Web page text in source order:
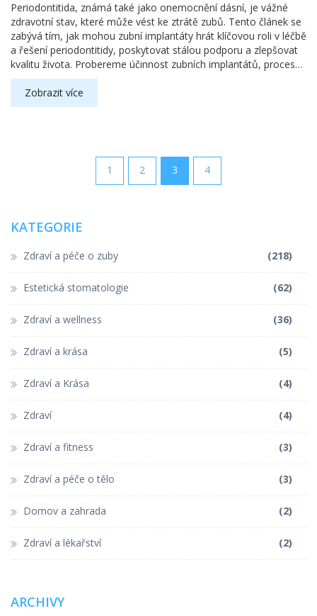
Periodontitida, známá také jako onemocnění dásní, je vážné
zdravotní stav, které může vést ke ztrátě zubů. Tento článek se
zabývá tím, jak mohou zubní implantáty hrát klíčovou roli v léčbě
a řešení periodontitidy, poskytovat stálou podporu a zlepšovat
kvalitu života. Probereme účinnost zubních implantátů, proces
implantace a jak správná péče o implantáty může předejít
dalším problémům s periodontitidou.
Zobrazit více
1 2 3 4
KATEGORIE
Zdraví a péče o zuby (218)
Estetická stomatologie (62)
Zdraví a wellness (36)
Zdraví a krása (5)
Zdraví a Krása (4)
Zdraví (4)
Zdraví a fitness (3)
Zdraví a péče o tělo (3)
Domov a zahrada (2)
Zdraví a lékařství (2)
ARCHIVY